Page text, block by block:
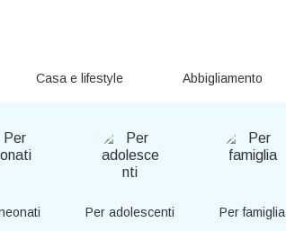
Casa e lifestyle Abbigliamento
Per adolescenti Per famiglia